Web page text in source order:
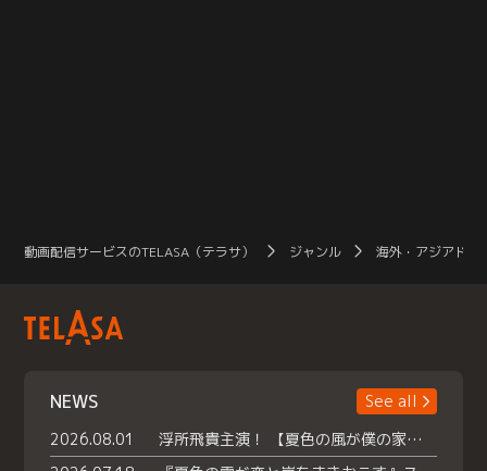
動画配信サービスのTELASA（テラサ） ジャンル 海外・アジアドラ
NEWS
See all
2026.08.01
浮所飛貴主演！ 【夏色の風が僕の家にやってきた】 本日よりテラサで独占配信スタート！